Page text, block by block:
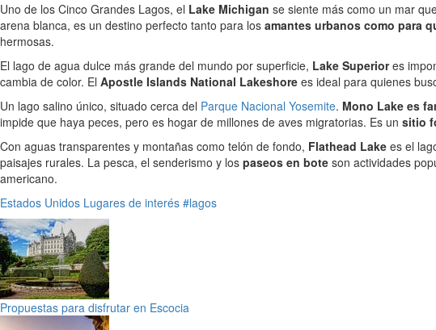
Uno de los Cinco Grandes Lagos, el Lake Michigan se siente más como un mar
arena blanca, es un destino perfecto tanto para los amantes urbanos como para
hermosas.
El lago de agua dulce más grande del mundo por superficie, Lake Superiores
cambia de color. El Apostle Islands National Lakeshore es ideal para quienes
Un lago salino único, situado cerca del Parque Nacional Yosemite. Mono Lake es
impide que haya peces, pero es hogar de millones de aves migratorias. Es un sitio
Con aguas transparentes y montañas como telón de fondo, Flathead Lake es el
paisajes rurales. La pesca, el senderismo y los paseos en bote son actividades
americano.
Estados Unidos Lugares de interés #lagos
Propuestas para disfrutar en Escocia